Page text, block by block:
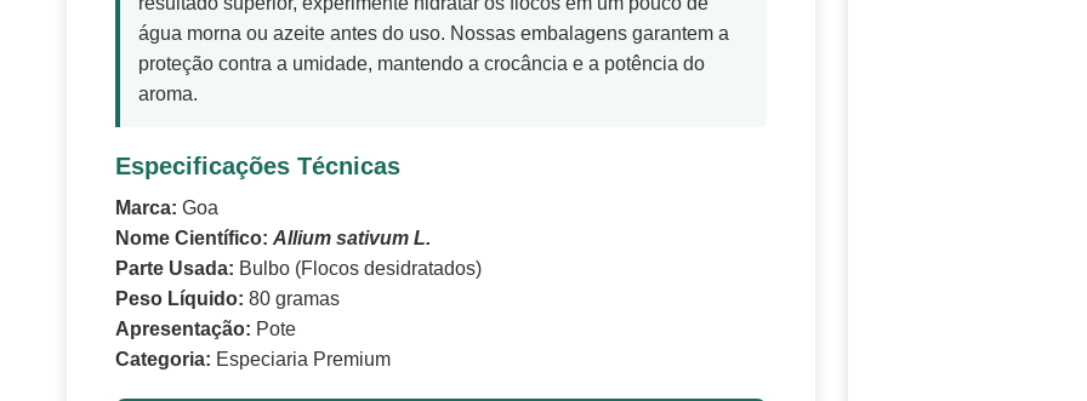
água morna ou azeite antes do uso. Nossas embalagens garantem a
proteção contra a umidade, mantendo a crocância e a potência do
aroma.
Especificações Técnicas
Marca: Goa
Nome Científico: Allium sativum L.
Parte Usada: Bulbo (Flocos desidratados)
Peso Líquido: 80 gramas
Apresentação: Pote
Categoria: Especiaria Premium